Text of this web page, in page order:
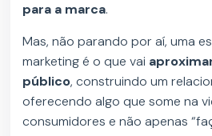
para a marca.
Mas, não parando por aí, uma
marketing é o que vai
público, construindo um
oferecendo algo que some na
consumidores e não apenas